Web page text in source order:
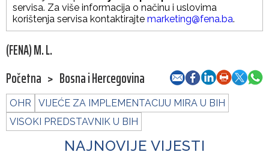
servisa. Za više informacija o načinu i uslovima
korištenja servisa kontaktirajte marketing@fena.ba.
(FENA) M. L.
Početna > Bosna i Hercegovina
OHR
VIJEĆE ZA IMPLEMENTACIJU MIRA U BIH
VISOKI PREDSTAVNIK U BIH
NAJNOVIJE VIJESTI